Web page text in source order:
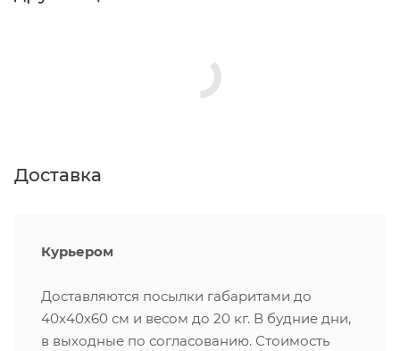
Доставка
Курьером
Доставляются посылки габаритами до
40х40х60 см и весом до 20 кг. В будние дни,
в выходные по согласованию. Стоимость